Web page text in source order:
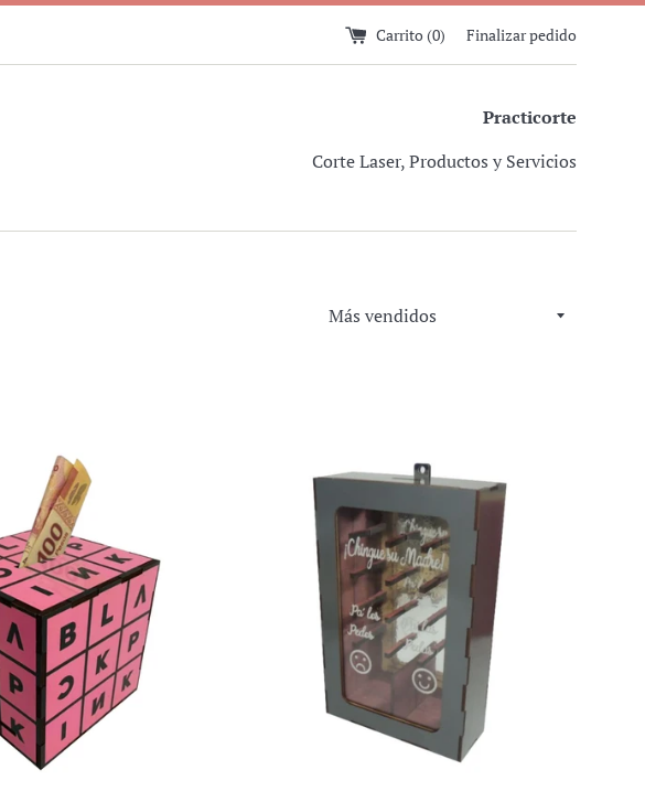
Carrito (0) Finalizar pedido
Practicorte
Corte Laser, Productos y Servicios
Ordenar